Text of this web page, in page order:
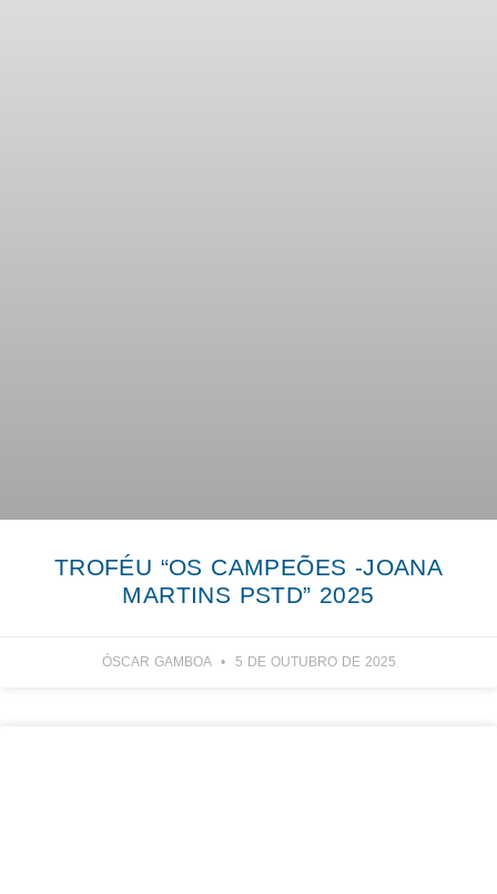
TROFÉU “OS CAMPEÕES -JOANA
MARTINS PSTD” 2025
ÓSCAR GAMBOA 5 DE OUTUBRO DE 2025